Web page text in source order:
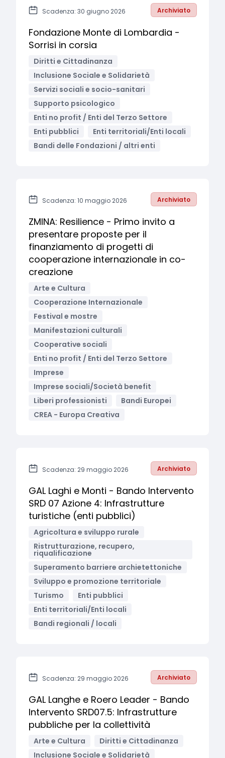
Scadenza: 30 giugno 2026 Archiviato
Fondazione Monte di Lombardia -
Sorrisi in corsia
Diritti e Cittadinanza
Inclusione Sociale e Solidarietà
Servizi sociali e socio-sanitari
Supporto psicologico
Enti no profit / Enti del Terzo Settore
Enti pubblici
Enti territoriali/Enti locali
Bandi delle Fondazioni / altri enti
Scadenza: 10 maggio 2026 Archiviato
ZMINA: Resilience - Primo invito a
presentare proposte per il
finanziamento di progetti di
cooperazione internazionale in co-
creazione
Arte e Cultura
Cooperazione Internazionale
Festival e mostre
Manifestazioni culturali
Cooperative sociali
Enti no profit / Enti del Terzo Settore
Imprese
Imprese sociali/Società benefit
Liberi professionisti
Bandi Europei
CREA - Europa Creativa
Scadenza: 29 maggio 2026 Archiviato
GAL Laghi e Monti - Bando Intervento
SRD 07 Azione 4: Infrastrutture
turistiche (enti pubblici)
Agricoltura e sviluppo rurale
Ristrutturazione, recupero,
riqualificazione
Superamento barriere archietettoniche
Sviluppo e promozione territoriale
Turismo
Enti pubblici
Enti territoriali/Enti locali
Bandi regionali / locali
Scadenza: 29 maggio 2026 Archiviato
GAL Langhe e Roero Leader - Bando
Intervento SRD07.5: Infrastrutture
pubbliche per la collettività
Arte e Cultura
Diritti e Cittadinanza
Inclusione Sociale e Solidarietà